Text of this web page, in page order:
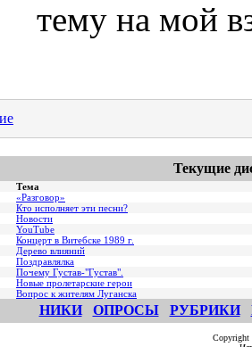
тему на мой
Текущие
Тема
«Разговор»
Кто исполняет эти песни?
Новости
YouTube
Концерт в Витебске 1989 г.
Дерево влияний
Поздравлялка
Почему Густав-"Густав".
Hовые пролетарские герои
Вопрос к жителям Луганска
НИКИ ОПРОСЫ РУБРИКИ